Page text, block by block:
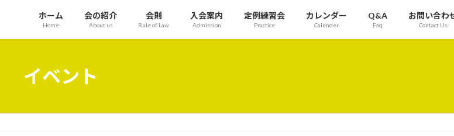
ホーム
Home
会の紹介
About us
会則
Rule of Law
入会案内
Admission
定例練習会
Practice
カレンダー
Calender
Q&A
Faq
お問い合わ
Contact Us
イベント